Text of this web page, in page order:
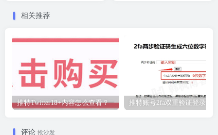
相关推荐
推特Twitter18+内容怎么查看？ 推特账号2fa双重验证登录教
评论 抢沙发